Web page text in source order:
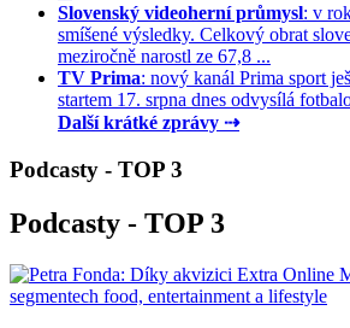
Slovenský videoherní průmysl: v
smíšené výsledky. Celkový obrat
meziročně narostl ze 67,8 ...
TV Prima: nový kanál Prima sport
startem 17. srpna dnes odvysílá
Další krátké zprávy ⇢
Podcasty - TOP 3
Podcasty - TOP 3